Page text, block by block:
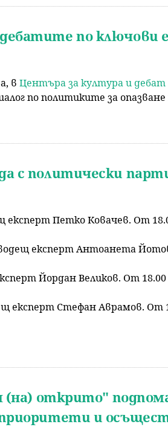
по ключови
в Центъра за култура и
по политиките за опазване
с политически
експерт Петко Ковачев. От
експерт Антоанета
Йордан Великов. От
експерт Стефан Аврамов. От
(на) открито"
и